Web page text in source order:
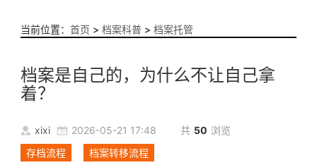
当前位置： 首页 > 档案科普> 档案托管
档案是自己的，为什么不让自己拿
着？
xixi 2026-05-21 17:48 共 50 浏览
存档流程
档案转移流程